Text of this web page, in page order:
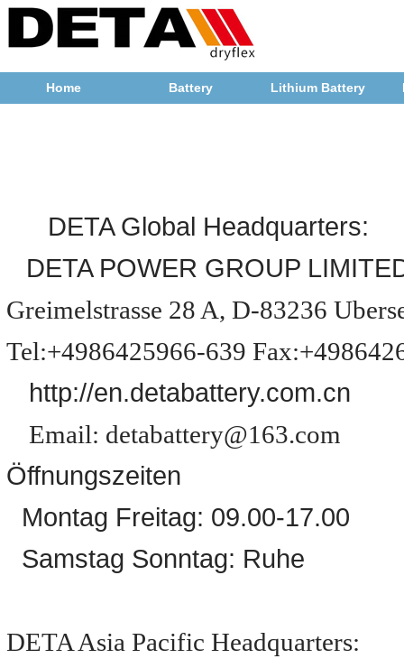
Home Battery Lithium Battery
DETA Global Headquarters:
DETA POWER GROUP
Greimelstrasse 28 A, D-83236
Tel:+4986425966-639
http://en.detabattery.com.cn
Email: detabattery@163.com
Öffnungszeiten
Montag Freitag: 09.00-17.00
Samstag Sonntag: Ruhe
DETA Asia Pacific Headquarters: